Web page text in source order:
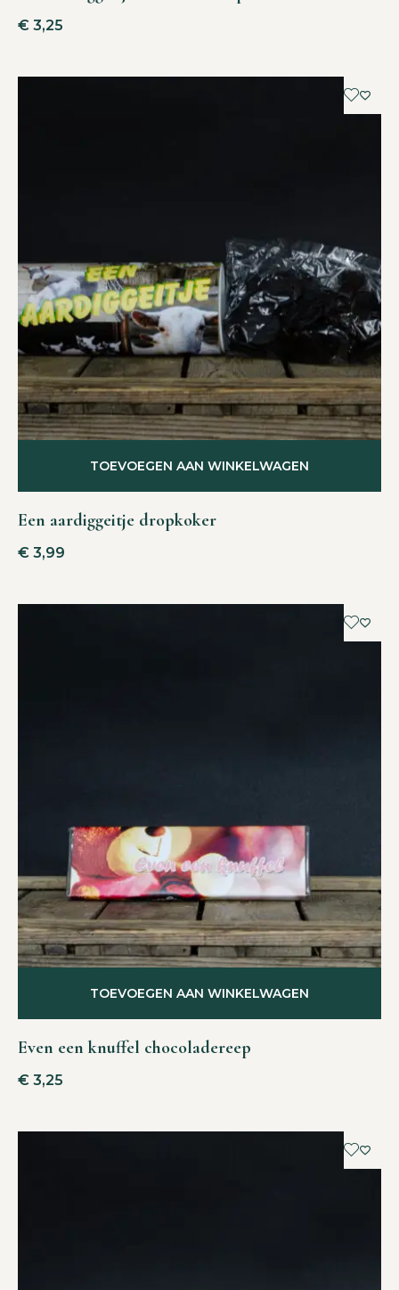
€ 3,25
Een aardiggeitje dropkoker
€ 3,99
TOEVOEGEN AAN WINKELWAGEN
Even een knuffel chocoladereep
€ 3,25
TOEVOEGEN AAN WINKELWAGEN